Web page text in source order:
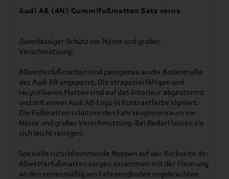
Audi A8 (4N) Gummifußmatten Satz vorne
Zuverlässiger Schutz vor Nässe und grober
Verschmutzung.
Allwetterfußmatten sind passgenau an die Bodenmaße
des Audi A8 angepasst. Die strapazierfähigen und
recycelbaren Matten sind auf das Interieur abgestimmt
und mit einem Audi A8-Logo in Kontrastfarbe signiert.
Die Fußmatten schützen den Fahrzeuginnenraum vor
Nässe und grober Verschmutzung. Bei Bedarf lassen sie
sich leicht reinigen.
Spezielle rutschhemmende Noppen auf der Rückseite der
Allwetterfußmatten sorgen zusammen mit der Fixierung
an den serienmäßig am Fahrzeugboden angebrachten